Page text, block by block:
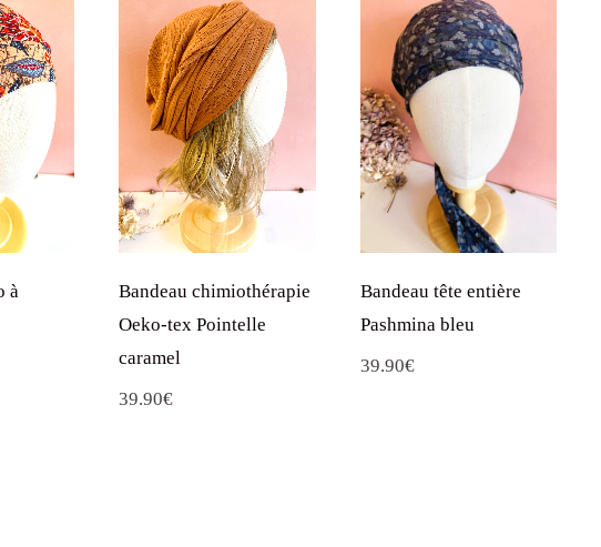
à
Bandeau chimiothérapie
Oeko-tex Pointelle
caramel
39.90€
Bandeau tête entière
Pashmina bleu
39.90€